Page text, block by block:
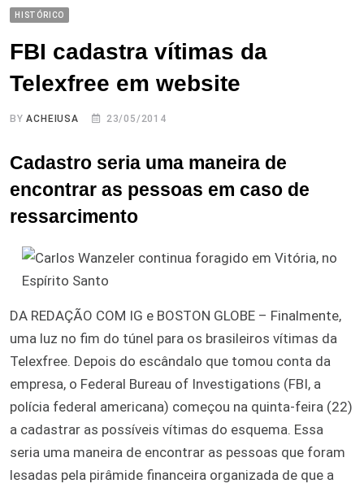
HISTÓRICO
FBI cadastra vítimas da
Telexfree em website
BYACHEIUSA 23/05/2014
Cadastro seria uma maneira de
encontrar as pessoas em caso de
ressarcimento
DA REDAÇÃO COM IG e BOSTON GLOBE – Finalmente,
uma luz no fim do túnel para os brasileiros vítimas da
Telexfree. Depois do escândalo que tomou conta da
empresa, o Federal Bureau of Investigations (FBI, a
polícia federal americana) começou na quinta-feira (22)
a cadastrar as possíveis vítimas do esquema. Essa
seria uma maneira de encontrar as pessoas que foram
lesadas pela pirâmide financeira organizada de que a